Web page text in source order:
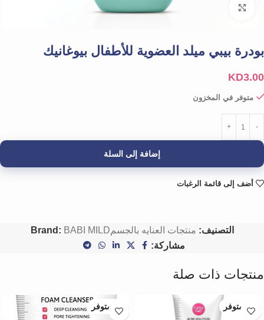
Click to enlarge
بودرة بيبي ميلد العضوية للأطفال بيوغانيك
KD3.00
متوفر في المخزون
إضافة إلى السلة
أضف إلى قائمة الرغبات
التصنيف: منتجات العنايه بالجسم Brand: BABI MILD
مشاركة:
منتجات ذات صلة
غير متوفر غير متوفر